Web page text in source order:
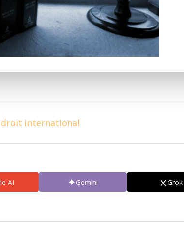
droit international
AI Gemini Grok